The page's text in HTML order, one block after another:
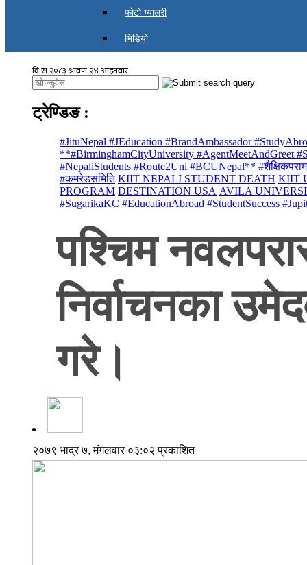
फोटो ग्यालरी
भिडियो
ट्रेण्डिङ :
#JituNepal #JEducation #BrandAmbassador
**#BirminghamCityUniversity #AgentMeetAndGreet
#NepaliStudents #Route2Uni #BCUNepal**
#कमरेडसमिति KIIT NEPALI STUDENT DEATH KIIT
PROGRAM DESTINATION USA AVILA
#SugarikaKC #EducationAbroad #StudentSuccess
पश्चिम
निर्वाचनका
गरे।
२०७९ भाद्र ७, मंगलवार ०३:०२ प्रकाशित